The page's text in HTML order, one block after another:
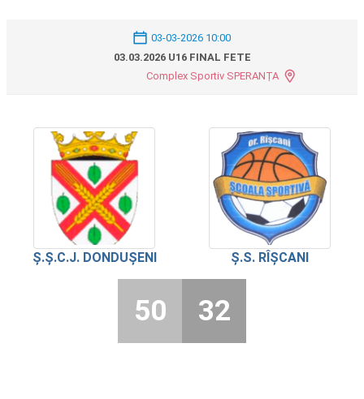
03-03-2026 10:00
03.03.2026 U16 FINAL FETE
Complex Sportiv SPERANȚA
Ș.Ș.C.J. DONDUȘENI Ș.S. RÎȘCANI
50 32